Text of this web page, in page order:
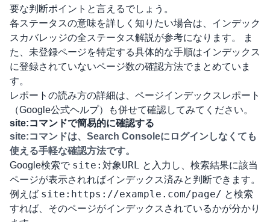
要な判断ポイントと言えるでしょう。
各ステータスの意味を詳しく知りたい場合は、 インデック
スカバレッジの全ステータス解説が参考になります。 ま
た、未登録ページを特定する具体的な手順はインデックス
に登録されていないページ数の確認方法でまとめていま
す。
レポートの読み方の詳細は、 ページインデックスレポート
（Google公式ヘルプ）
も併せて確認してみてください。
site:コマンドで簡易的に確認する
site:コマンドは、Search Consoleにログインしなくても
使える手軽な確認方法です。
Google検索で site:対象URL
と入力し、検索結果に該当
ページが表示されればインデックス済みと判断できます。
例えば site:https://example.com/page/ と検索
すれば、そのページがインデックスされているかが分かり